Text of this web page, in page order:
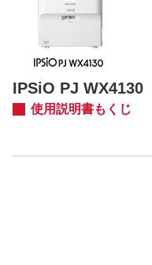
IPSiO PJ WX4130
使用説明書もくじ